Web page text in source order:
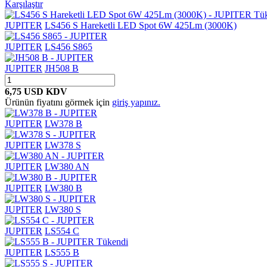
Karşılaştır
JUPITER LS456 S Hareketli LED Spot 6W 425Lm (3000K)
JUPITER LS456 S865
JUPITER JH508 B
6,75 USD KDV
Ürünün fiyatını görmek için giriş yapınız.
JUPITER LW378 B
JUPITER LW378 S
JUPITER LW380 AN
JUPITER LW380 B
JUPITER LW380 S
JUPITER LS554 C
Tükendi
JUPITER LS555 B